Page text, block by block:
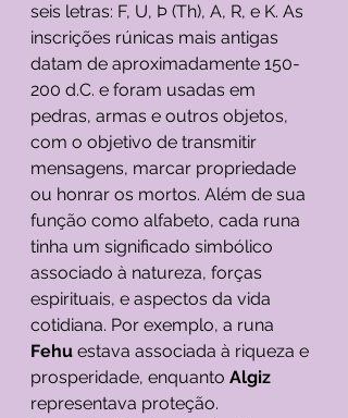
seis letras: F, U, Þ (Th), A, R, e K. As
inscrições rúnicas mais antigas
datam de aproximadamente 150-
200 d.C. e foram usadas em
pedras, armas e outros objetos,
com o objetivo de transmitir
mensagens, marcar propriedade
ou honrar os mortos. Além de sua
função como alfabeto, cada runa
tinha um significado simbólico
associado à natureza, forças
espirituais, e aspectos da vida
cotidiana. Por exemplo, a runa
Fehu estava associada à riqueza e
prosperidade, enquanto Algiz
representava proteção.